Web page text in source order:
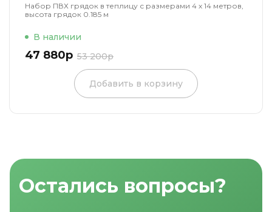
Набор ПВХ грядок в теплицу с размерами 4 х 14 метров,
высота грядок 0.185 м
В наличии
47 880р 53 200р
Добавить в корзину
Остались вопросы?